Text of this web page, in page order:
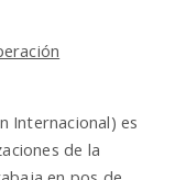
Internacional) es
de la